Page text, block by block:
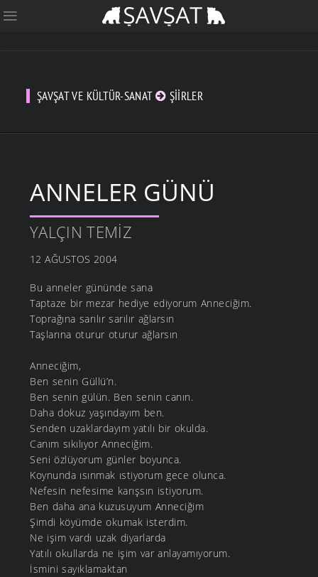
ŞAVŞAT VE KÜLTÜR-SANAT ŞIIRLER
ANNELER GÜNÜ
YALÇIN TEMIZ
12 AĞUSTOS 2004
Bu anneler gününde sana
Taptaze bir mezar hediye ediyorum Anneciğim.
Toprağına sarılır sarılır ağlarsın
Taşlarına oturur oturur ağlarsın
Anneciğim,
Ben senin Güllü’n.
Ben senin gülün. Ben senin canın.
Daha dokuz yaşındayım ben.
Senden uzaklardayım yatılı bir okulda.
Canım sıkılıyor Anneciğim.
Seni özlüyorum günler boyunca.
Koynunda ısınmak ıstiyorum gece olunca.
Nefesin nefesime karışsın istiyorum.
Ben daha ana kuzusuyum Anneciğim
Şimdi köyümde okumak isterdim.
Ne işim vardı uzak diyarlarda
Yatılı okullarda ne işim var anlayamıyorum.
İsmini sayıklamaktan